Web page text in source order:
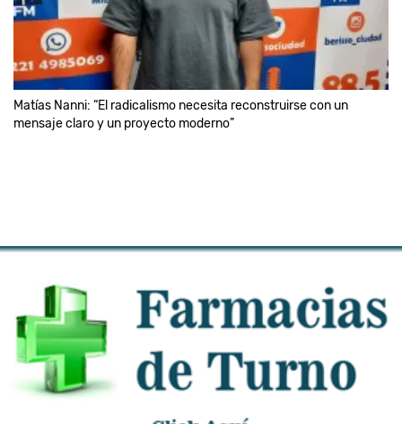
Matías Nanni: “El radicalismo necesita reconstruirse con un
mensaje claro y un proyecto moderno”